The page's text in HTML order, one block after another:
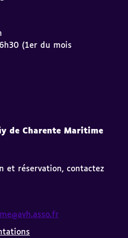
(1er du mois
de Charente Maritime
et réservation, contactez